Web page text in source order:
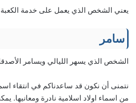
يعني الشخص الذي يعمل على خدمة
سامر
الشخص الذي يسهر الليالي ويسامر
نتمنى أن نكون قد ساعدناكم في انتقاء
من اسماء اولاد اسلامية نادرة ومعانيها.